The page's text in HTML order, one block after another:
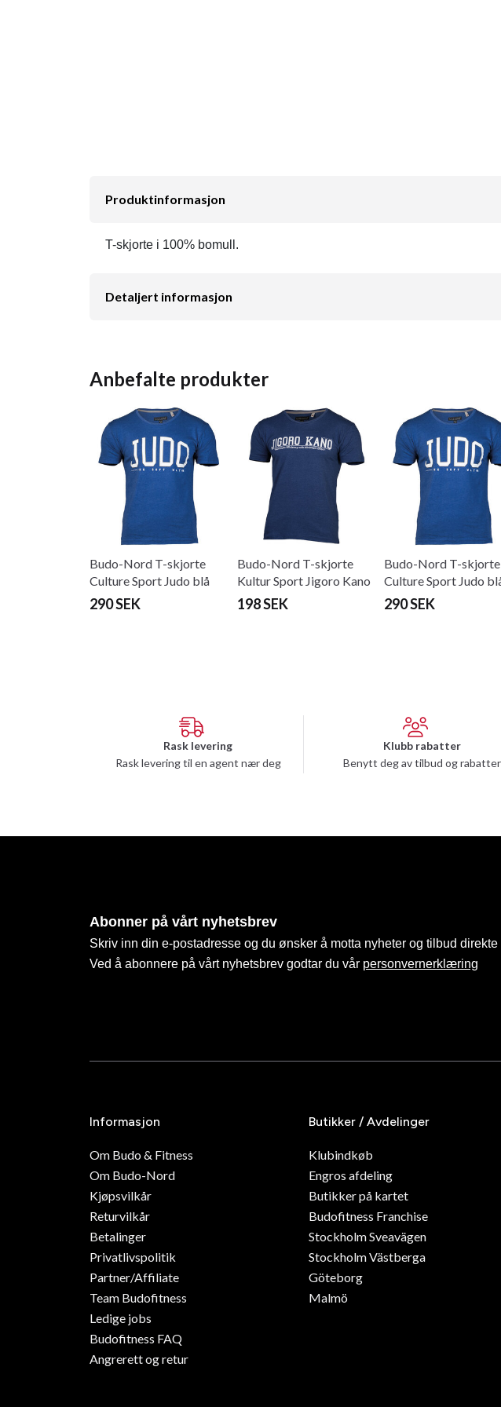
Produktinformasjon
T-skjorte i 100% bomull.
Detaljert informasjon
Anbefalte produkter
Budo-Nord T-skjorte
Culture Sport Judo blå
290 SEK
Budo-Nord T-skjorte
Kultur Sport Jigoro Kano
Judo
198 SEK
Budo-Nord T-skjorte
Culture Sport Judo
290 SEK
Rask levering
Rask levering til en agent nær deg
Klubb rabatter
Benytt deg av tilbud og rabatter
Abonner på vårt nyhetsbrev
Skriv inn din e-postadresse og du ønsker å motta nyheter og tilbud direkte
Ved å abonnere på vårt nyhetsbrev godtar du vår personvernerklæring
Informasjon
Om Budo & Fitness
Om Budo-Nord
Kjøpsvilkår
Returvilkår
Betalinger
Privatlivspolitik
Partner/Affiliate
Team Budofitness
Ledige jobs
Budofitness FAQ
Angrerett og retur
Butikker / Avdelinger
Klubindkøb
Engros afdeling
Butikker på kartet
Budofitness Franchise
Stockholm Sveavägen
Stockholm Västberga
Göteborg
Malmö